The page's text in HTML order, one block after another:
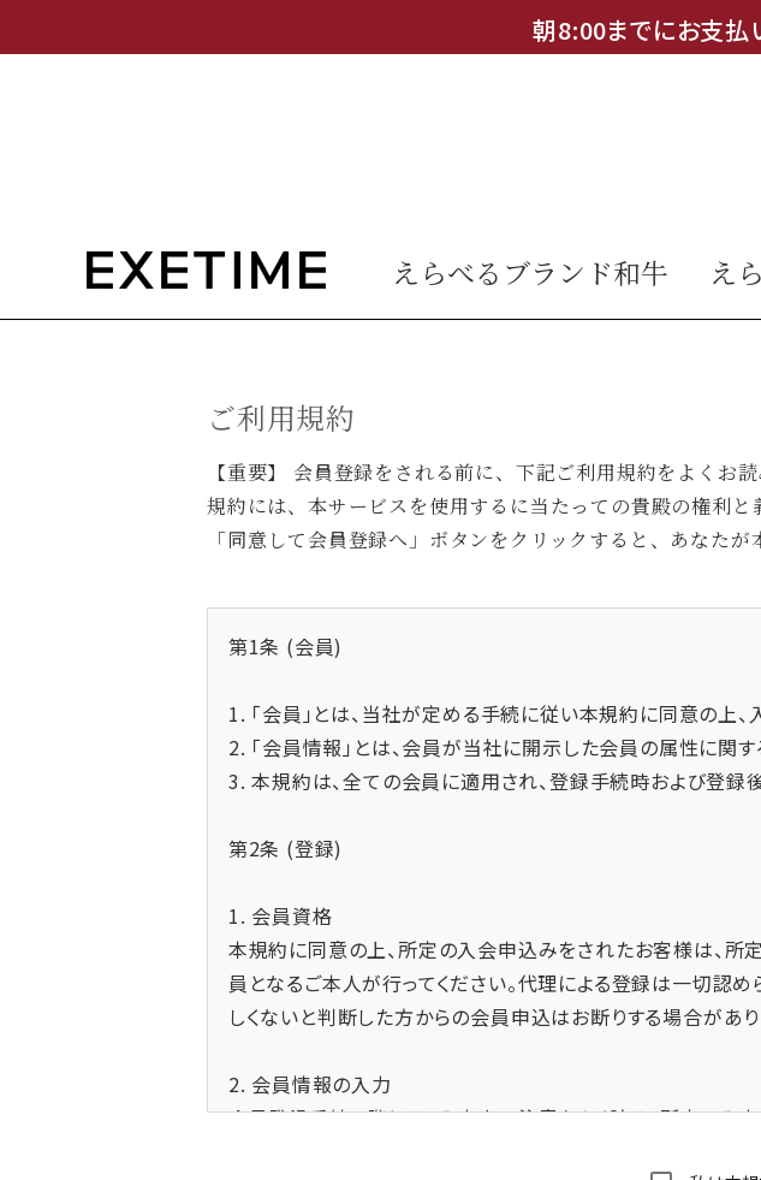
朝8:00までにお支払
えらべるブランド和牛 え
ご利用規約
【重要】 会員登録をされる前に、下記ご利用規約をよくお読
規約には、本サービスを使用するに当たっての貴殿の権利と
「同意して会員登録へ」ボタンをクリックすると、あなた
第1条 (会員)
1. 「会員」とは、当社が定める手続に従い本規約に同意の上
2. 「会員情報」とは、会員が当社に開示した会員の属性に関
3. 本規約は、全ての会員に適用され、登録手続時および登録
第2条 (登録)
1. 会員資格
本規約に同意の上、所定の入会申込みをされたお客様は、所
員となるご本人が行ってください。代理による登録は一切認
しくないと判断した方からの会員申込はお断りする場合があり
2. 会員情報の入力
会員登録手続の際には、入力上の注意をよく読み、所定の入